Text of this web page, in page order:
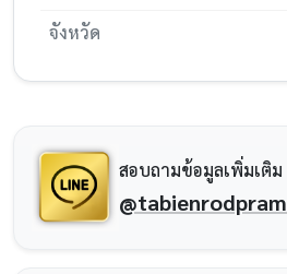
จังหวัด
สอบถามข้อมูลเพิ่มเติม